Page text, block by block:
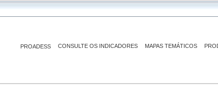
PROADESS CONSULTE OS INDICADORES MAPAS TEMÁTICOS